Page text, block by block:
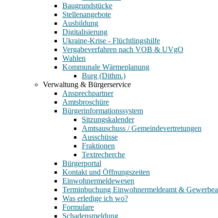
Baugrundstücke
Stellenangebote
Ausbildung
Digitalisierung
Ukraine-Krise - Flüchtlingshilfe
Vergabeverfahren nach VOB & UVgO
Wahlen
Kommunale Wärmeplanung
Burg (Dithm.)
Verwaltung & Bürgerservice
Ansprechpartner
Amtsbroschüre
Bürgerinformationssystem
Sitzungskalender
Amtsauschuss / Gemeindevertretungen
Ausschüsse
Fraktionen
Textrecherche
Bürgerportal
Kontakt und Öffnungszeiten
Einwohnermeldewesen
Terminbuchung Einwohnermeldeamt &
Was erledige ich wo?
Formulare
Schadensmeldung